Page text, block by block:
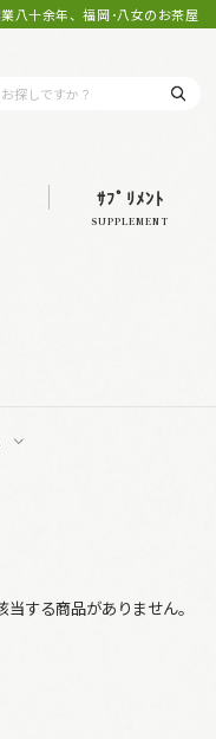
八十余年、福岡･八女のお茶屋
ｻﾌﾟﾘﾒﾝﾄ
SUPPLEMENT
当する商品がありません。